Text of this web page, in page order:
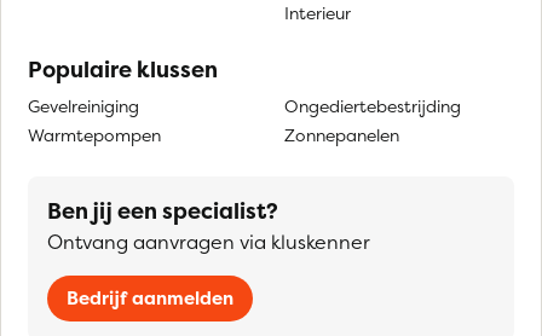
Interieur
Populaire klussen
Gevelreiniging
Warmtepompen
Ongediertebestrijding
Zonnepanelen
Ben jij een specialist?
Ontvang aanvragen via kluskenner
Bedrijf aanmelden